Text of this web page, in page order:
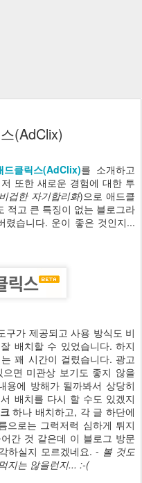
(AdClix)
드클릭스(AdClix)를 소개하고
또한 새로운 경험에 대한 투
비겁한 자기합리화)으로 애드클
적고 큰 특징이 없는 블로그라
렸습니다. 운이 좋은 것인지...
구가 제공되고 사용 방식도 비
배치할 수 있었습니다. 하지
꽤 시간이 걸렸습니다. 광고
면 미관상 보기도 좋지 않을
용에 방해가 될까봐서 상당히
배치를 다시 할 수도 있겠지
하나 배치하고, 각 글 하단에
으로는 그럭저럭 심하게 튀지
간 것 같은데 이 블로그 방문
하실지 모르겠네요. - 볼 것도
지는 않을런지... :-(